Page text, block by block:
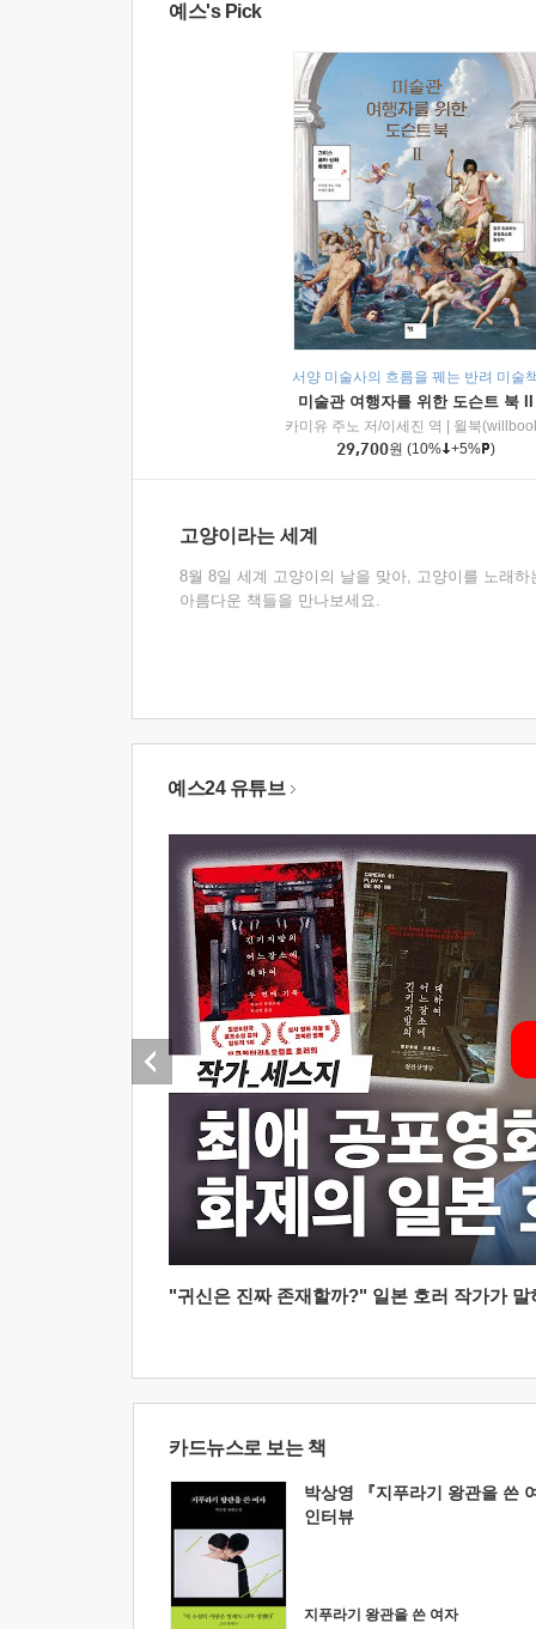
예스's Pick
서양 미술사의 흐름을 꿰는 반려 미술
미술관 여행자를 위한 도슨트 북 II
카미유 주노 저/이세진 역
윌북
29,700원 (10% +5% )
고양이라는 세계
8월 8일 세계 고양이의 날을 맞아, 고양이를 노래하
아름다운 책들을 만나보세요.
예스24 유튜브
"귀신은 진짜 존재할까?" 일본 호러 작가가
카드뉴스로 보는 책
박상영 『지푸라기 왕관을 쓴
인터뷰
지푸라기 왕관을 쓴 여자